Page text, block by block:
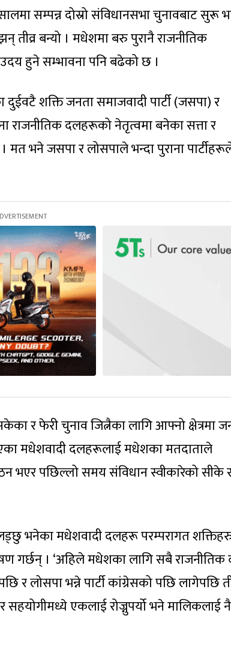
सम्पन्न दोस्रो संविधानसभा चुनावबाट सुरू
तीव्र बन्यो । मधेशमा बरु पुरानै राजनीतिक
हुने सम्भावना पनि बढेको छ ।
शक्ति जनता समाजवादी पार्टी (जसपा) र
राजनीतिक दलहरूको नेतृत्वमा बनेका सत्ता र
मत भने जसपा र लोसपाले भन्दा पुराना
र फेरी चुनाव जित्नैका लागि आफ्नो क्षेत्रमा
मधेशवादी दलहरूलाई मधेशका मतदाताले
भएर पछिल्लो समय संविधान स्वीकारेको सीके
भनेका मधेशवादी दलहरू परम्परागत
गर्छन् । ‘अहिले मधेशका लागि सबै
र लोसपा भन्ने पार्टी कांग्रेसको पछि लागेपछि
एकलाई रोज्नुपर्यो भने मालिकलाई नै